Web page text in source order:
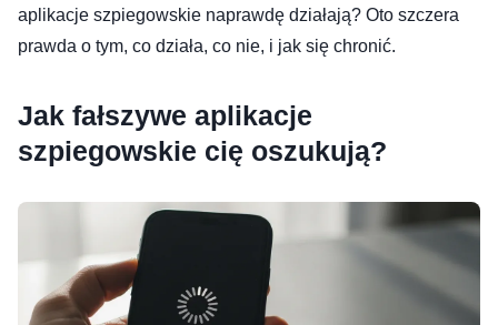
aplikacje szpiegowskie naprawdę działają? Oto szczera
prawda o tym, co działa, co nie, i jak się chronić.
Jak fałszywe aplikacje
szpiegowskie cię oszukują?